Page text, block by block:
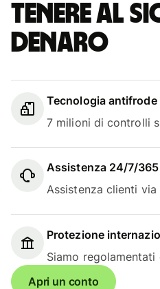
Tenere al
denaro
Tecnologia antifrode
7 milioni di controlli
Assistenza 24/7/365
Assistenza clienti
Protezione
Siamo
Apri un conto